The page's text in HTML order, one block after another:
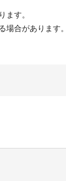
ます。
場合があります。